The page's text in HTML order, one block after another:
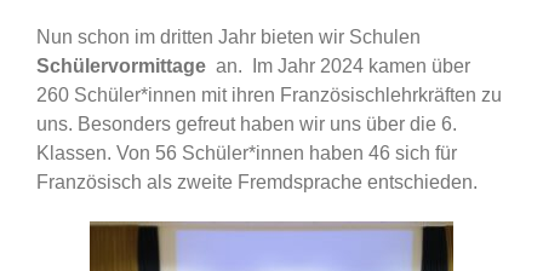
Nun schon im dritten Jahr bieten wir Schulen
Schülervormittagean. Im Jahr 2024 kamen über
260 Schüler*innen mit ihren Französischlehrkräften zu
uns. Besonders gefreut haben wir uns über die 6.
Klassen. Von 56 Schüler*innen haben 46 sich für
Französisch als zweite Fremdsprache entschieden.